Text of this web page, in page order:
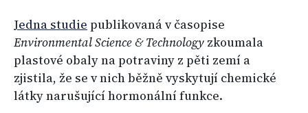
Jedna studie publikovaná v časopise
Environmental Science & Technology zkoumala
plastové obaly na potraviny z pěti zemí a
zjistila, že se v nich běžně vyskytují chemické
látky narušující hormonální funkce.